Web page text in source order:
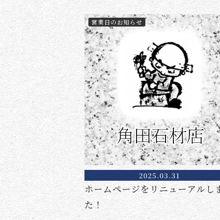
営業日のお知らせ
2025.03.31
ホームページをリニューアルし
た！